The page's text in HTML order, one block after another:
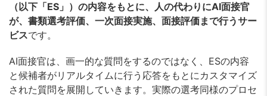
（以下「ES」）の内容をもとに、人の代わりにAI面接官
が、書類選考評価、一次面接実施、面接評価まで行うサー
ビスです。
AI面接官は、画一的な質問をするのではなく、ESの内容
と候補者がリアルタイムに行う応答をもとにカスタマイズ
された質問を展開していきます。実際の選考同様のプロセ